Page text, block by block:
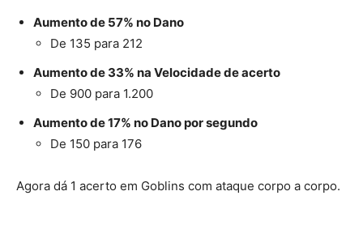
Aumento de 57% no Dano
De 135 para 212
Aumento de 33% na Velocidade de acerto
De 900 para 1.200
Aumento de 17% no Dano por segundo
De 150 para 176
Agora dá 1 acerto em Goblins com ataque corpo a corpo.